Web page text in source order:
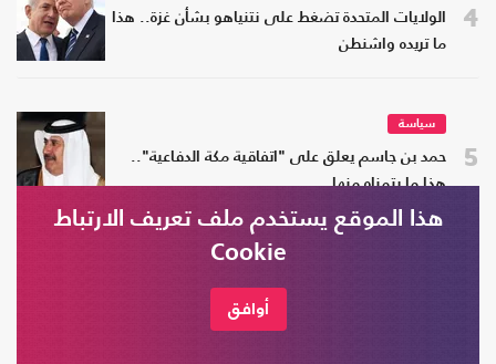
4
الولايات المتحدة تضغط على نتنياهو بشأن غزة.. هذا
ما تريده واشنطن
5
سياسة
حمد بن جاسم يعلق على "اتفاقية مكة الدفاعية"..
هذا ما يتمناه منها
هذا الموقع يستخدم ملف تعريف الارتباط
Cookie
أوافق